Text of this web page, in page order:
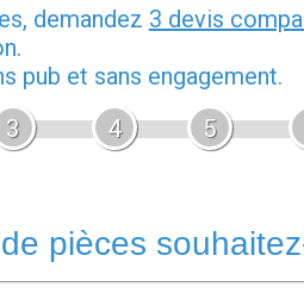
demandez 3 devis
pub et sans engagement.
3 4 5
pièces